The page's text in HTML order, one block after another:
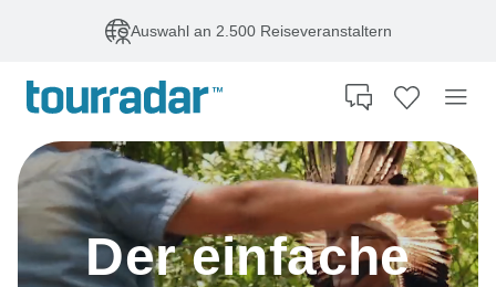
Auswahl an 2.500 Reiseveranstaltern
Der einfache